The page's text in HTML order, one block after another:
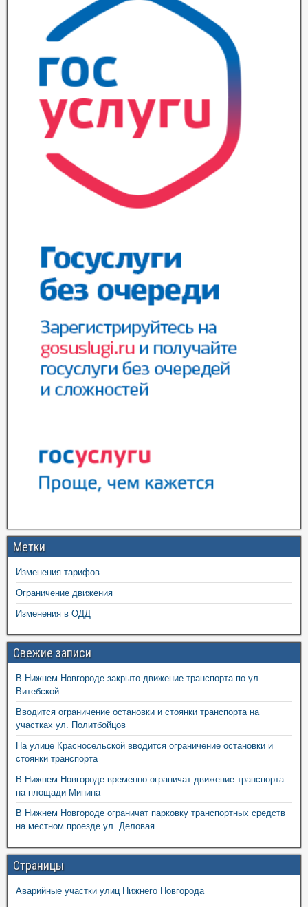
Метки
Изменения тарифов
Ограничение движения
Изменения в ОДД
Свежие записи
В Нижнем Новгороде закрыто движение транспорта по ул.
Витебской
Вводится ограничение остановки и стоянки транспорта на
участках ул. Политбойцов
На улице Красносельской вводится ограничение остановки и
стоянки транспорта
В Нижнем Новгороде временно ограничат движение транспорта
на площади Минина
В Нижнем Новгороде ограничат парковку транспортных средств
на местном проезде ул. Деловая
Страницы
Аварийные участки улиц Нижнего Новгорода